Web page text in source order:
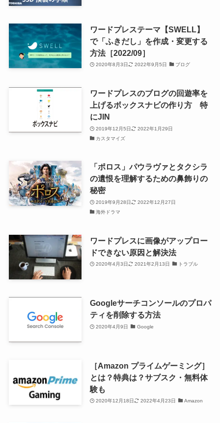
ワードプレステーマ【SWELL】
で「ふきだし」を作成・変更する
方法［2022/09］
2020年8月3日 2022年9月5日 ブログ
ワードプレスのブログの回遊率を
上げるボックスナビの作り方 特
にJIN
2019年12月5日
2022年1月29日
カスタマイズ
「ポロス」パウラヴァとタクシラ
の遺恨を理解するための鼻飾りの
秘密
2019年9月28日
2022年12月27日
海外ドラマ
ワードプレスに画像がアップロー
ドできない原因と解決法
2020年4月3日 2021年2月13日 トラブル
Googleサーチコンソールのプロパ
ティを削除する方法
2020年4月9日 Google
［Amazon プライムゲーミング］
とは？特典は？サブスク・無料体
験も
2020年12月18日 2022年4月23日 Amazon